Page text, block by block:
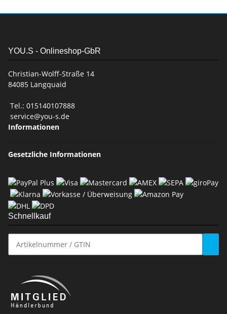
YOU.S - Onlineshop-GbR
Christian-Wolff-Straße 14
84085 Langquaid
Tel.: 015140107888
service@you-s.de
Informationen
Gesetzliche Informationen
Schnellkauf